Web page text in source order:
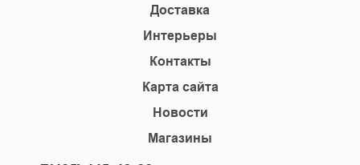
Доставка
Интерьеры
Контакты
Карта сайта
Новости
Магазины